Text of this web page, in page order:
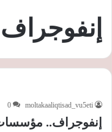
إنفوجراف
moltakaaliqtisad_vu5eti
0
إنفوجراف..